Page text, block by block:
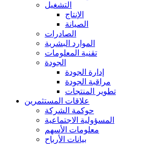
التشغيل
الإنتاج
الصيانة
الصادرات
الموارد البشرية
تقنية المعلومات
الجودة
إدارة الجودة
مراقبة الجودة
تطوير المنتجات
علاقات المستثمرين
حوكمة الشركة
المسؤولية الاجتماعية
معلومات الأسهم
بيانات الأرباح